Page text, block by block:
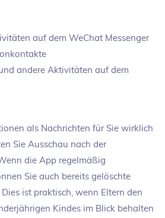
auf dem WeChat Messenger
andere Aktivitäten auf dem
als Nachrichten für Sie wirklich
Sie Ausschau nach der
die App regelmäßig
Sie auch bereits gelöschte
ist praktisch, wenn Eltern den
Kindes im Blick behalten